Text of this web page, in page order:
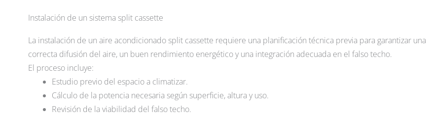
Instalación de un sistema split cassette
La instalación de un aire acondicionado split cassette requiere una planificación técnica previa para garantizar una
correcta difusión del aire, un buen rendimiento energético y una integración adecuada en el falso techo.
El proceso incluye:
Estudio previo del espacio a climatizar.
Cálculo de la potencia necesaria según superficie, altura y uso.
Revisión de la viabilidad del falso techo.